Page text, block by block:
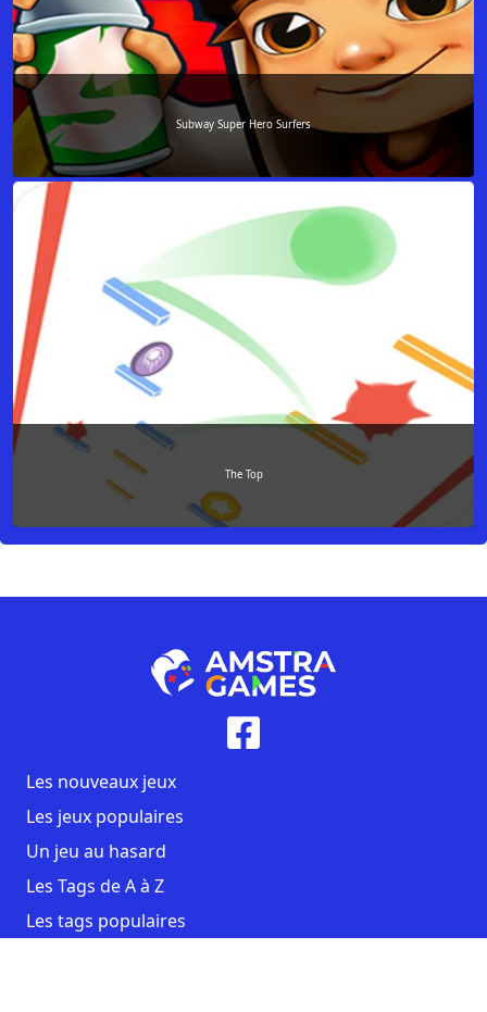
Subway Super Hero Surfers
The Top
Les nouveaux jeux
Les jeux populaires
Un jeu au hasard
Les Tags de A à Z
Les tags populaires